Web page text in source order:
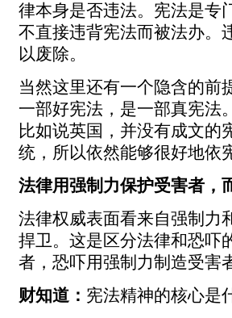
律本身是否违法。宪法是专
不直接违背宪法而被法办。
以废除。
当然这里还有一个隐含的前
一部好宪法，是一部真宪法
比如说英国，并没有成文的
统，所以依然能够很好地依
法律用强制力保护受害者，
法律权威表面看来自强制力
捍卫。这是区分法律和恐吓
者，恐吓用强制力制造受害
财知道： 宪法精神的核心是